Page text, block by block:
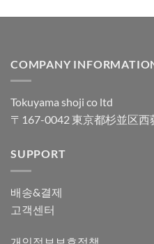
COMPANY
Tokuyama shoji co ltd
〒167-0042 東京都杉並区
SUPPORT
배송&결제
고객센터
개인정보보호정책